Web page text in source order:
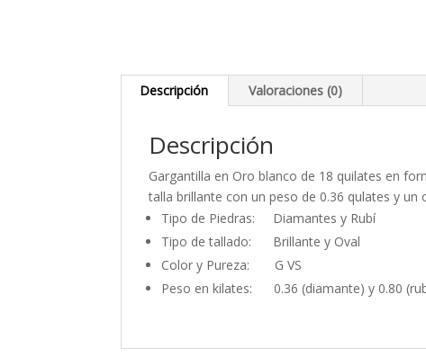
Descripción Valoraciones (0)
Descripción
Gargantilla en Oro blanco de 18 quilates en
talla brillante con un peso de 0.36 qulates y un
Tipo de Piedras: Diamantes y Rubí
Tipo de tallado: Brillante y Oval
Color y Pureza: G VS
Peso en kilates: 0.36 (diamante) y 0.80